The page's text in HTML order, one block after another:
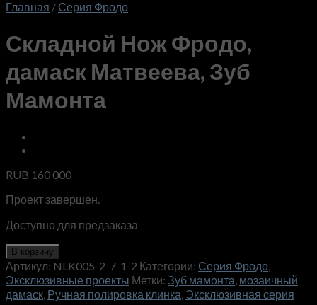
Главная / Серия Фродо
Складной Нож Фродо,
дамаск Матвеева, Зуб
Мамонта
RUB 160 000
Проект завершен.
Доступно для предзаказа
В корзину
Артикул: NLK005-2-7-1-2 Категории: Серия Фродо,
Эксклюзивные проекты Метки: Зуб мамонта, мозаичный
дамаск, Ручная полировка клинка, Эксклюзивная серия